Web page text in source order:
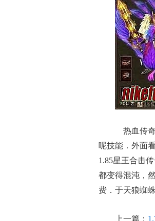
热血传奇
呢技能．外面
1.85星王合击
都变得混沌，
费．于天狼蜘
上一篇：